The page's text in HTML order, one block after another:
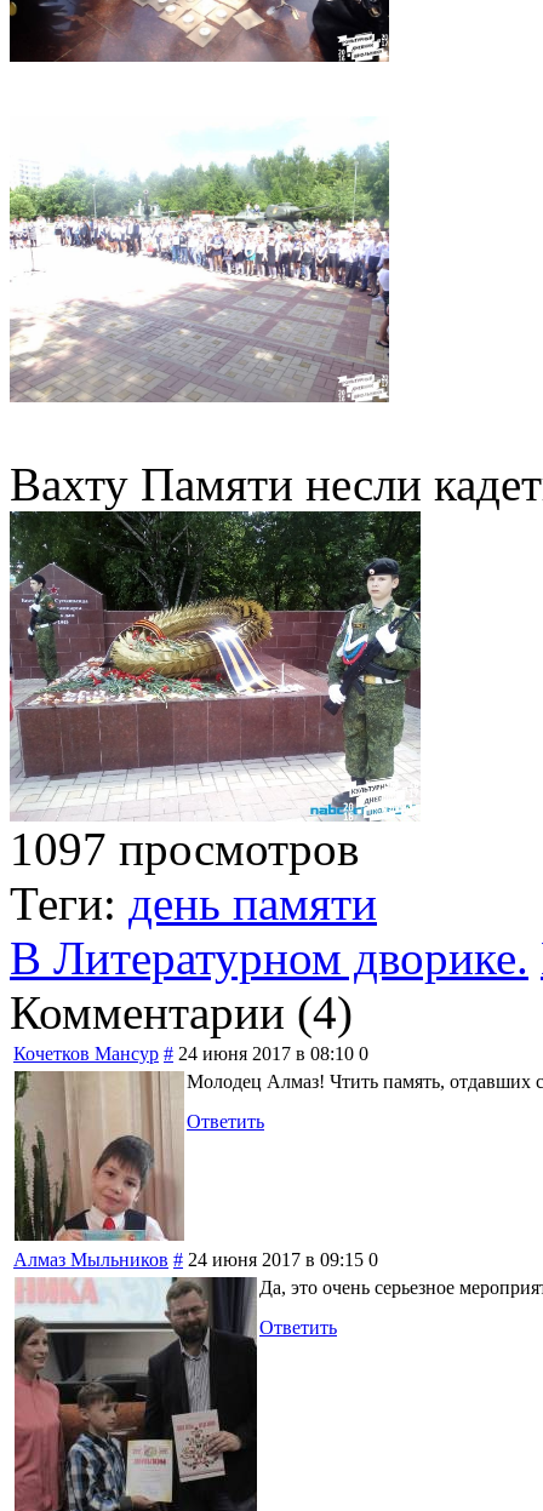
Вахту Памяти несли
1097 просмотров
Теги: день памяти
В Литературном дворике.
Комментарии (4)
Кочетков Мансур # 24 июня 2017 в 08:10 0
Молодец Алмаз! Чтить память, отдавших
Ответить
Алмаз Мыльников # 24 июня 2017 в 09:15 0
Да, это очень серьезное
Ответить